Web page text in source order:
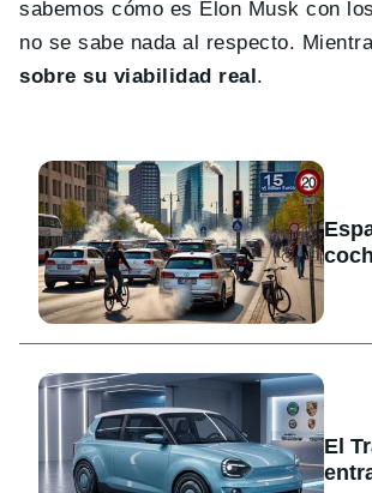
sabemos cómo es Elon Musk con
no se sabe nada al respecto.
sobre su viabilidad real .
El